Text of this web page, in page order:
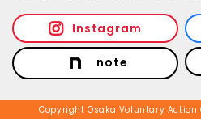
Instagram
note
Copyright Osaka Voluntary